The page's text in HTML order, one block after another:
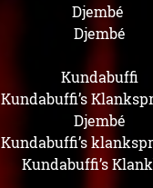
Djembé
Djembé
Kundabuffi
Kundabuffi’s
Djembé
Kundabuffi’s
Kundabuffi’s